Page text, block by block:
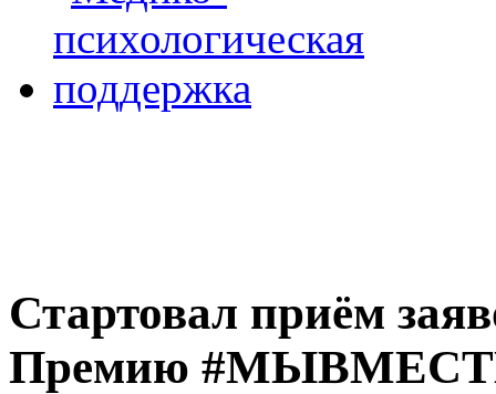
Стартовал приём
Премию